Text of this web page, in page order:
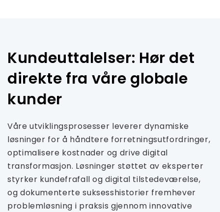
Kundeuttalelser: Hør det
direkte fra våre globale
kunder
Våre utviklingsprosesser leverer dynamiske
løsninger for å håndtere forretningsutfordringer,
optimalisere kostnader og drive digital
transformasjon. Løsninger støttet av eksperter
styrker kundefrafall og digital tilstedeværelse,
og dokumenterte suksesshistorier fremhever
problemløsning i praksis gjennom innovative